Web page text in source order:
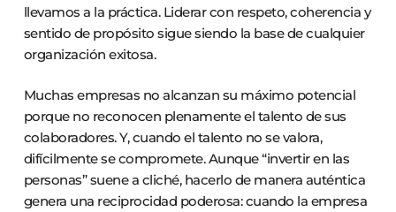
llevamos a la práctica. Liderar con respeto, coherencia y
sentido de propósito sigue siendo la base de cualquier
organización exitosa.
Muchas empresas no alcanzan su máximo potencial
porque no reconocen plenamente el talento de sus
colaboradores. Y, cuando el talento no se valora,
difícilmente se compromete. Aunque “invertir en las
personas” suene a cliché, hacerlo de manera auténtica
genera una reciprocidad poderosa: cuando la empresa